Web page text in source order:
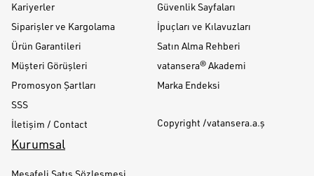
Kariyerler
Siparişler ve Kargolama
Ürün Garantileri
Müşteri Görüşleri
Promosyon Şartları
SSS
İletişim / Contact
Güvenlik Sayfaları
İpuçları ve Kılavuzları
Satın Alma Rehberi
vatansera® Akademi
Marka Endeksi
Copyright /vatansera.a.ş
Kurumsal
Mesafeli Satış Sözleşmesi